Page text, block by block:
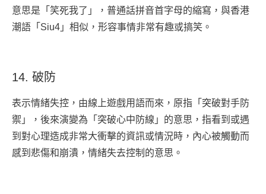
意思是「笑死我了」，普通話拼音首字母的縮寫，與香港
潮語「Siu4」相似，形容事情非常有趣或搞笑。
14. 破防
表示情緒失控，由線上遊戲用語而來，原指「突破對手防
禦」，後來演變為「突破心中防線」的意思，指看到或遇
到對心理造成非常大衝擊的資訊或情況時，內心被觸動而
感到悲傷和崩潰，情緒失去控制的意思。